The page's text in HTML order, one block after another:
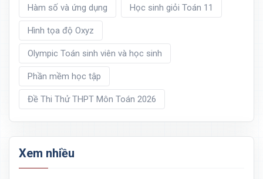
Hàm số và ứng dụng Học sinh giỏi Toán 11
Hình tọa độ Oxyz
Olympic Toán sinh viên và học sinh
Phần mềm học tập
Đề Thi Thử THPT Môn Toán 2026
Xem nhiều